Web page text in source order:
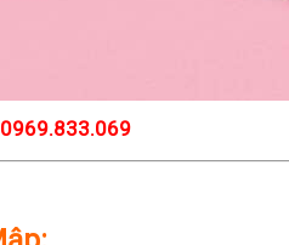
0969.833.069